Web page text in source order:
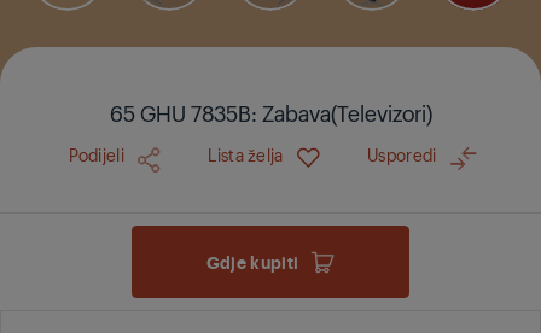
65 GHU 7835B: Zabava(Televizori)
Podijeli Lista želja Usporedi
Gdje kupiti